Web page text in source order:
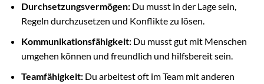
Durchsetzungsvermögen:Du musst in der Lage sein,
Regeln durchzusetzen und Konflikte zu lösen.
Kommunikationsfähigkeit:Du musst gut mit Menschen
umgehen können und freundlich und hilfsbereit sein.
Teamfähigkeit:Du arbeitest oft im Team mit anderen